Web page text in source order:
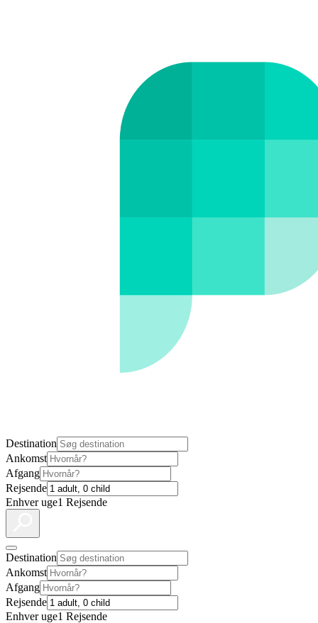
Destination
Ankomst
Afgang
Rejsende
Enhver uge1 Rejsende
Destination
Ankomst
Afgang
Rejsende
Enhver uge1 Rejsende